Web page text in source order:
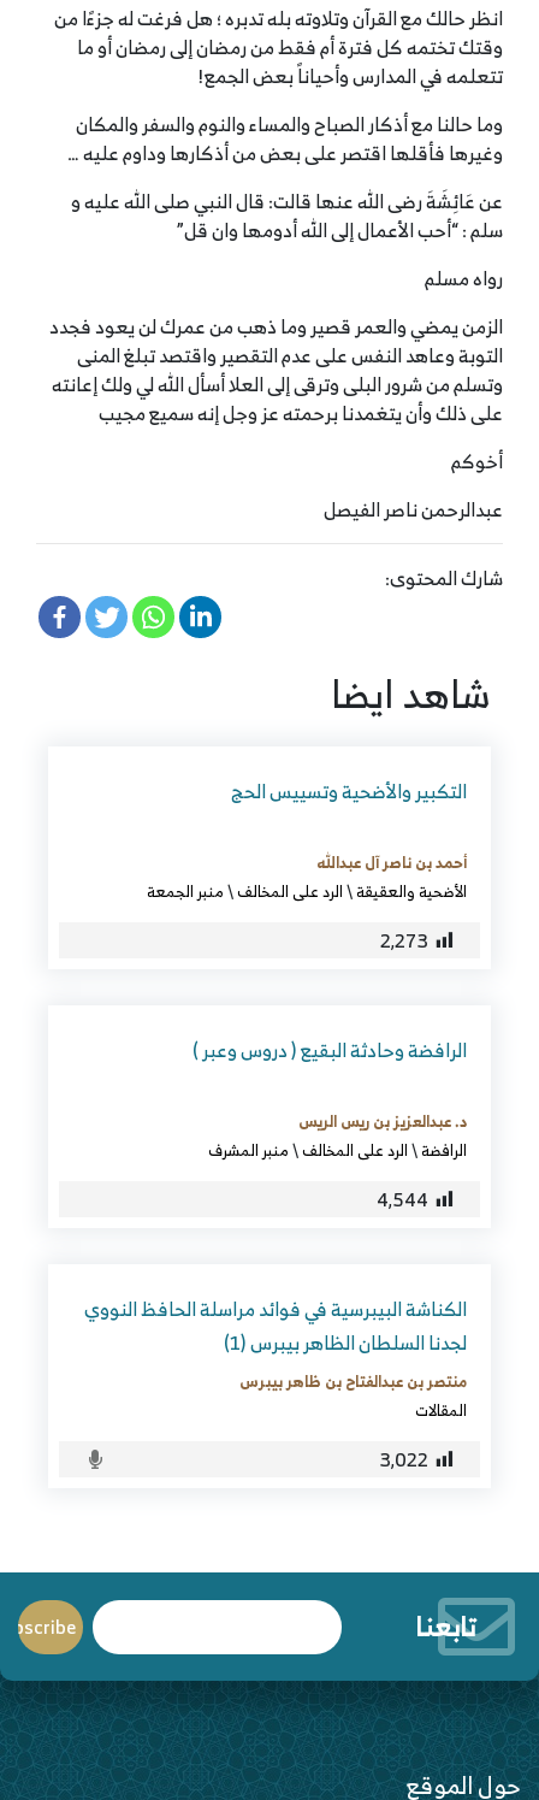
انظر حالك مع القرآن وتلاوته بله تدبره ؛ هل فرغت له جزءًا من
وقتك تختمه كل فترة أم فقط من رمضان إلى رمضان أو ما
تتعلمه في المدارس وأحياناً بعض الجمع!
وما حالنا مع أذكار الصباح والمساء والنوم والسفر والمكان
وغيرها فأقلها اقتصر على بعض من أذكارها وداوم عليه …
عن عَائِشَةَ رضى الله عنها قالت: قال النبي صلى الله عليه و
سلم : “أحب الأعمال إلى الله أدومها وان قل”
رواه مسلم
الزمن يمضي والعمر قصير وما ذهب من عمرك لن يعود فجدد
التوبة وعاهد النفس على عدم التقصير واقتصد تبلغ المنى
وتسلم من شرور البلى وترقى إلى العلا أسأل الله لي ولك إعانته
على ذلك وأن يتغمدنا برحمته عز وجل إنه سميع مجيب
أخوكم
عبدالرحمن ناصر الفيصل
شارك المحتوى:
شاهد ايضا
التكبير والأضحية وتسييس الحج
أحمد بن ناصر آل عبدالله
الأضحية والعقيقة\الرد على المخالف\منبر الجمعة
2٬273
الرافضة وحادثة البقيع ( دروس وعبر )
د. عبدالعزيز بن ريس الريس
الرافضة\الرد على المخالف\منبر المشرف
4٬544
الكناشة البيبرسية في فوائد مراسلة الحافظ النووي
لجدنا السلطان الظاهر بيبرس (1)
منتصر بن عبدالفتاح بن ظاهر بيبرس
المقالات
3٬022
تابعنا
حول الموقع